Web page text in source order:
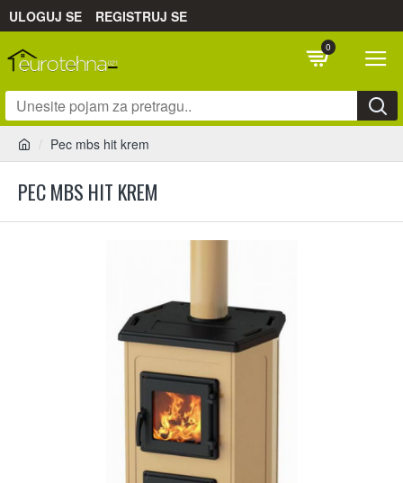
ULOGUJ SE REGISTRUJ SE
0
Pec mbs hit krem
PEC MBS HIT KREM